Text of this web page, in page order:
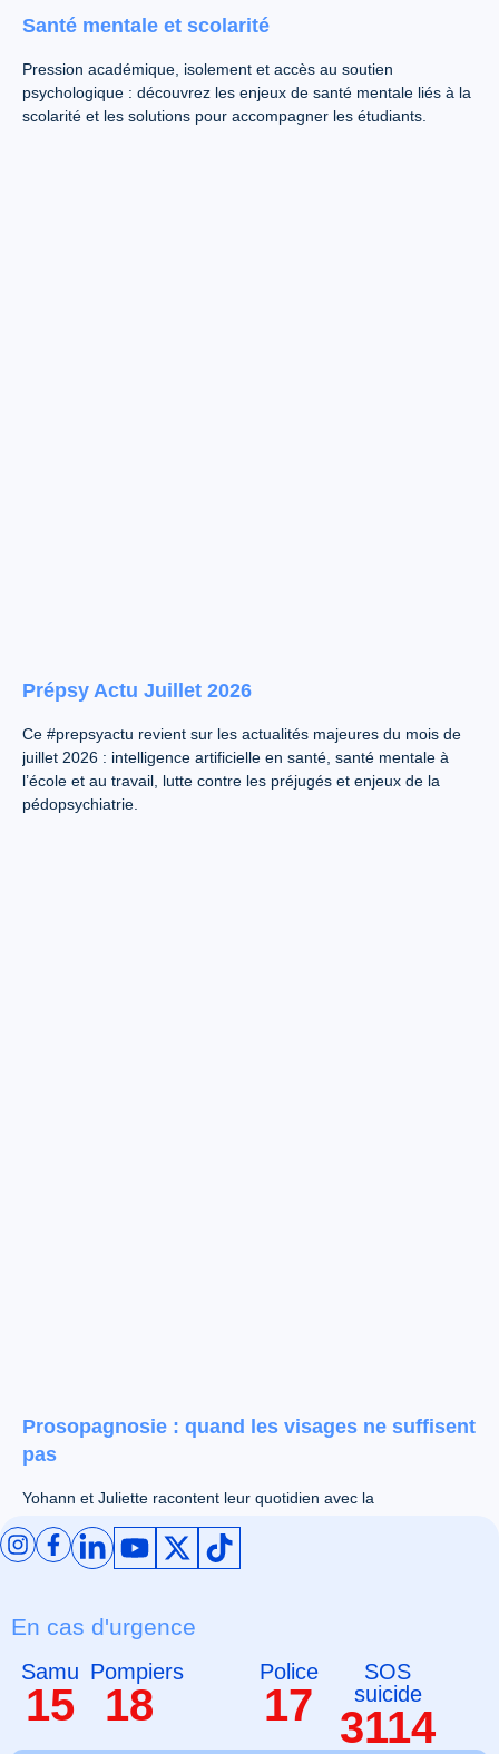
Santé mentale et scolarité
Pression académique, isolement et accès au soutien
psychologique : découvrez les enjeux de santé mentale liés à la
scolarité et les solutions pour accompagner les étudiants.
Prépsy Actu Juillet 2026
Ce #prepsyactu revient sur les actualités majeures du mois de
juillet 2026 : intelligence artificielle en santé, santé mentale à
l’école et au travail, lutte contre les préjugés et enjeux de la
pédopsychiatrie.
Prosopagnosie : quand les visages ne suffisent
pas
Yohann et Juliette racontent leur quotidien avec la
invisible et ses effets sur la vie sociale.
En cas d'urgence
Samu
15
Pompiers
18
Police
17
SOS
suicide
3114